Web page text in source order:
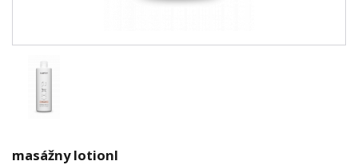
masážny lotionl